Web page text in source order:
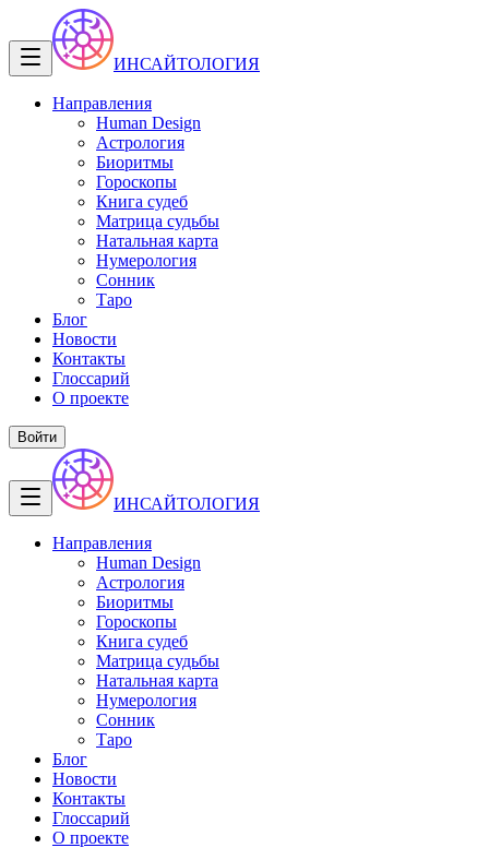
ИНСАЙТОЛОГИЯ
Направления
Human Design
Астрология
Биоритмы
Гороскопы
Книга судеб
Матрица судьбы
Натальная карта
Нумерология
Сонник
Таро
Блог
Новости
Контакты
Глоссарий
О проекте
Войти
ИНСАЙТОЛОГИЯ
Направления
Human Design
Астрология
Биоритмы
Гороскопы
Книга судеб
Матрица судьбы
Натальная карта
Нумерология
Сонник
Таро
Блог
Новости
Контакты
Глоссарий
О проекте